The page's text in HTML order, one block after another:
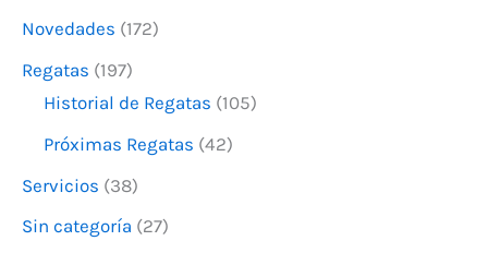
Novedades (172)
Regatas (197)
Historial de Regatas (105)
Próximas Regatas (42)
Servicios (38)
Sin categoría (27)